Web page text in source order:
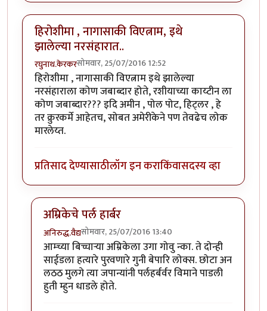
हिरोशीमा , नागासाकी विएत्नाम, इथे
झालेल्या नरसंहारात..
रघुनाथ.केरकरसोमवार, 25/07/2016 12:52
हिरोशीमा , नागासाकी विएत्नाम इथे झालेल्या
नरसंहाराला कोण जबाब्दार होते, रशीयाच्या काय्टीन ला
कोण जबाब्दार??? इदि अमीन , पोल पोट, हिट्लर , हे
तर क्रुरकर्मे आहेतच, सोबत अमेरीकेने पण तेवढेच लोक
मारलेय्त.
प्रतिसाद देण्यासाठीलॉग इन कराकिंवासदस्य व्हा
अम्रिकेचे पर्ल हार्बर
अनिरुद्ध.वैद्यसोमवार, 25/07/2016 13:40
In reply toहिरोशीमा , नागासाकी विएत्नाम, इथे झालेल्या
आम्च्या बिच्चार्‍या अम्रिकेला उगा गोवु न्का. ते दोन्ही
साईडला हत्यारे पुरवणारे गुनी बेपारि लोक्स. छोटा अन
लठठ मुलगे त्या जपान्यांनी पर्लहर्बर्वर विमाने पाडली
हुती म्हुन धाडले होते.